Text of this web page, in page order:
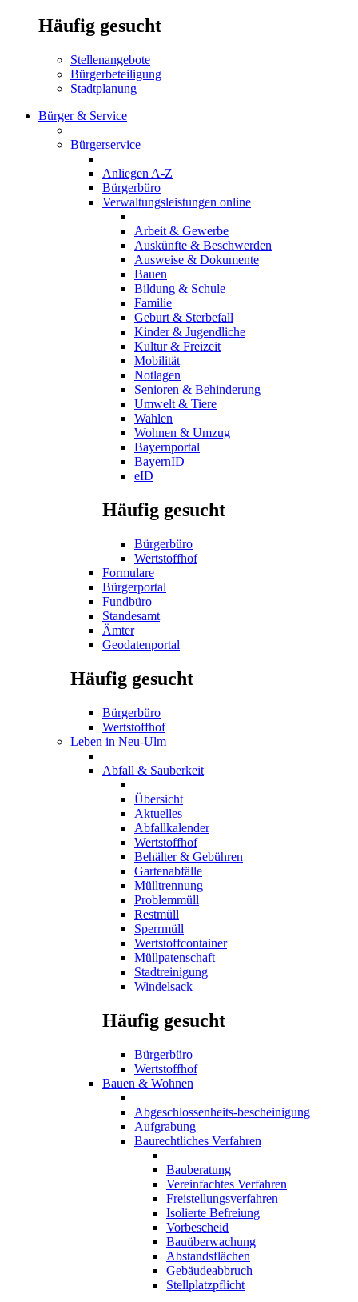
Häufig gesucht
Stellenangebote
Bürgerbeteiligung
Stadtplanung
Bürger & Service
Bürgerservice
Anliegen A-Z
Bürgerbüro
Verwaltungsleistungen online
Arbeit & Gewerbe
Auskünfte & Beschwerden
Ausweise & Dokumente
Bauen
Bildung & Schule
Familie
Geburt & Sterbefall
Kinder & Jugendliche
Kultur & Freizeit
Mobilität
Notlagen
Senioren & Behinderung
Umwelt & Tiere
Wahlen
Wohnen & Umzug
Bayernportal
BayernID
eID
Häufig gesucht
Bürgerbüro
Wertstoffhof
Formulare
Bürgerportal
Fundbüro
Standesamt
Ämter
Geodatenportal
Häufig gesucht
Bürgerbüro
Wertstoffhof
Leben in Neu-Ulm
Abfall & Sauberkeit
Übersicht
Aktuelles
Abfallkalender
Wertstoffhof
Behälter & Gebühren
Gartenabfälle
Mülltrennung
Problemmüll
Restmüll
Sperrmüll
Wertstoffcontainer
Müllpatenschaft
Stadtreinigung
Windelsack
Häufig gesucht
Bürgerbüro
Wertstoffhof
Bauen & Wohnen
Abgeschlossenheits-bescheinigung
Aufgrabung
Baurechtliches Verfahren
Bauberatung
Vereinfachtes Verfahren
Freistellungsverfahren
Isolierte Befreiung
Vorbescheid
Bauüberwachung
Abstandsflächen
Gebäudeabbruch
Stellplatzpflicht